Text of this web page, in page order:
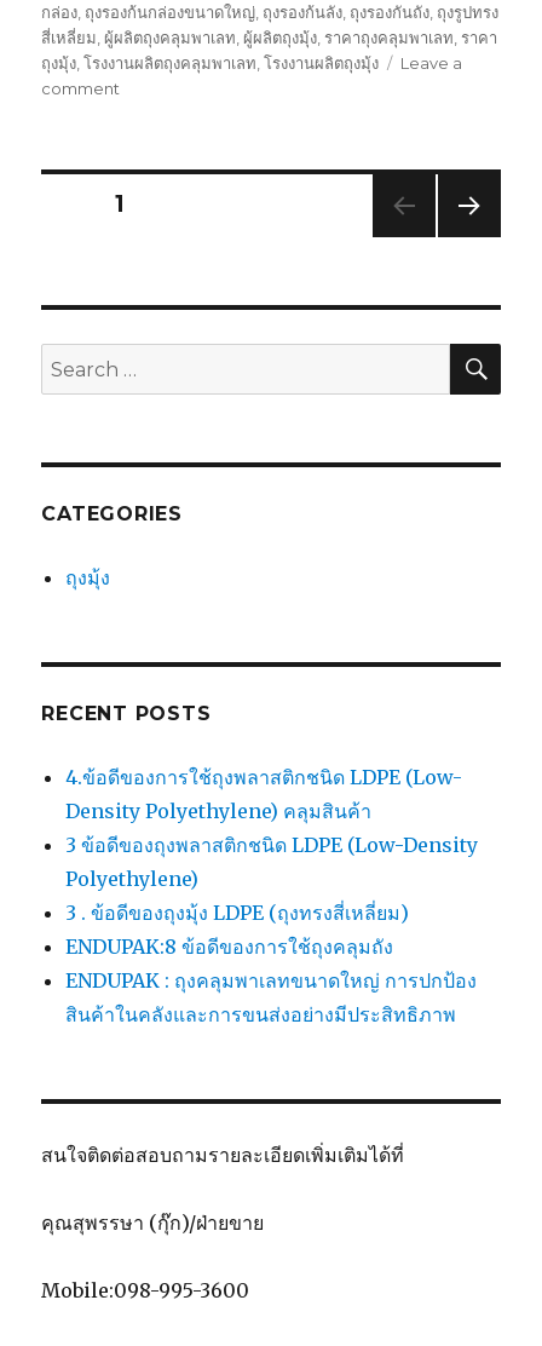
กล่อง ถุงรองก้นกล่องขนาดใหญ่ ถุงรองก้นลัง ถุงรองกันถัง ถุงรูปทรง
สี่เหลี่ยม ผู้ผลิตถุงคลุมพาเลท ผู้ผลิตถุงมุ้ง ,ราคาถุงคลุมพาเลท ,ราคา
ถุงมุ้ง ,โรงงานผลิตถุงคลุมพาเลท ,โรงงานผลิตถุงมุ้ง
Leave a
comment
มุ้ง|
เลท
Posts
PAGE1
Search
for:
CATEGORIES
ถุงมุ้ง
RECENT POSTS
4.ข้อดีของการใช้ถุงพลาสติกชนิด LDPE (Low-
Density Polyethylene) คลุมสินค้า
3 ข้อดีของถุงพลาสติกชนิด LDPE (Low-Density
Polyethylene)
3 . ข้อดีของถุงมุ้ง LDPE (ถุงทรงสี่เหลี่ยม)
ENDUPAK:8 ข้อดีของการใช้ถุงคลุมถัง
ENDUPAK : ถุงคลุมพาเลทขนาดใหญ่ การปกป้อง
สินค้าในคลังและการขนส่งอย่างมีประสิทธิภาพ
สนใจติดต่อสอบถามรายละเอียดเพิ่มเติมได้ที่
คุณสุพรรษา (กุ๊ก)/ฝ่ายขาย
Mobile:098-995-3600